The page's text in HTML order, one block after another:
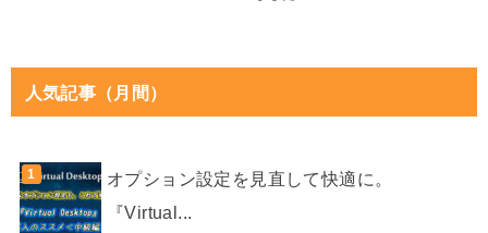
人気記事（月間）
オプション設定を見直して快適に。
『Virtual...